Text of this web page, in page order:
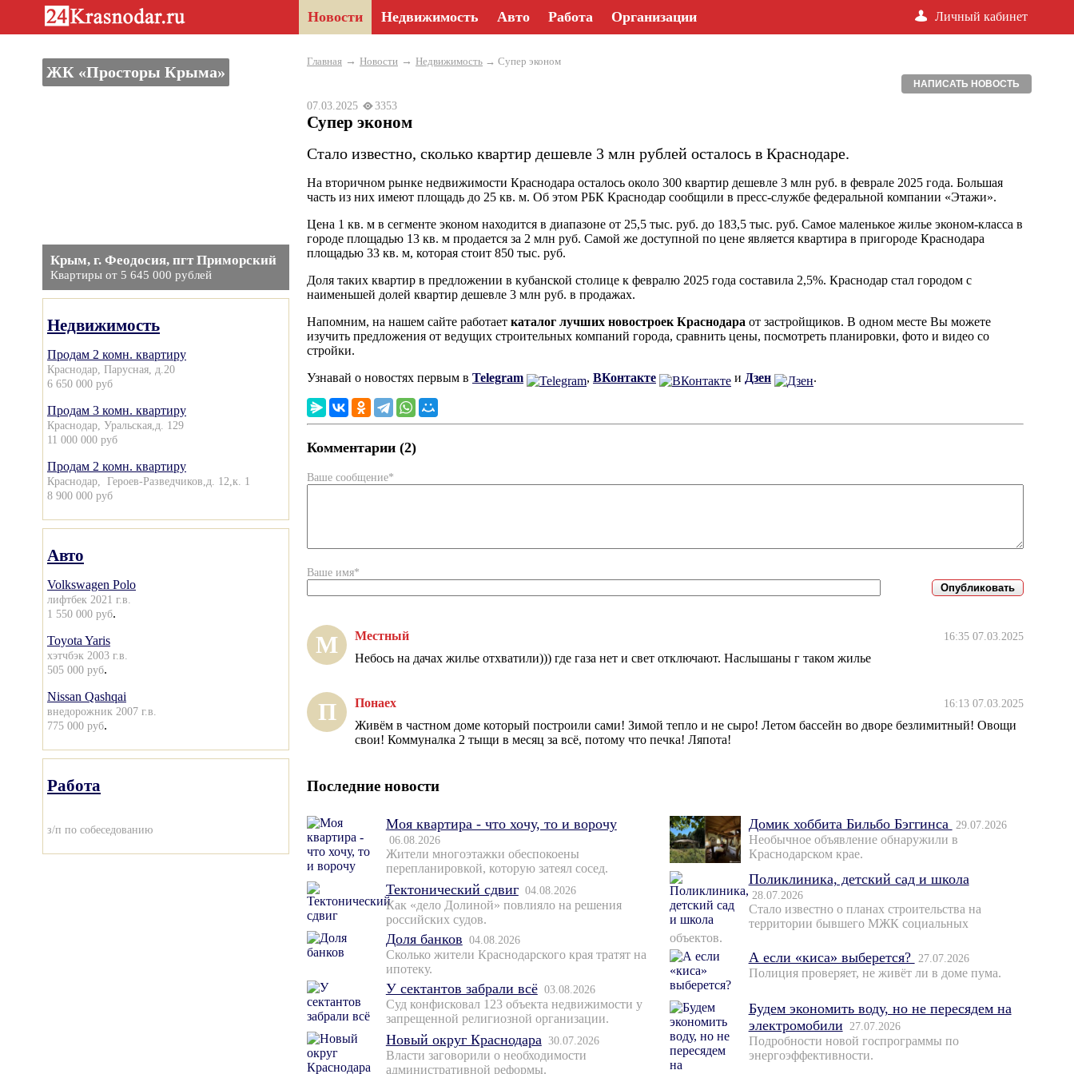
Новости Недвижимость Авто Работа Организации Личный кабинет
ЖК «Просторы Крыма»
Крым, г. Феодосия, пгт Приморский
Квартиры от 5 645 000 рублей
Недвижимость
Продам 2 комн. квартиру
Краснодар, Парусная, д.20
6 650 000 руб
Продам 3 комн. квартиру
Краснодар, Уральская,д. 129
11 000 000 руб
Продам 2 комн. квартиру
Краснодар, Героев-Разведчиков,д. 12,к. 1
8 900 000 руб
Авто
Volkswagen Polo
лифтбек 2021 г.в.
1 550 000 руб.
Toyota Yaris
хэтчбэк 2003 г.в.
505 000 руб.
Nissan Qashqai
внедорожник 2007 г.в.
775 000 руб.
Работа
з/п по собеседованию
Главная → Новости → Недвижимость → Супер эконом
НАПИСАТЬ НОВОСТЬ
07.03.2025 3353
Супер эконом
Стало известно, сколько квартир дешевле 3 млн рублей осталось в Краснодаре.
На вторичном рынке недвижимости Краснодара осталось около 300 квартир дешевле 3 млн руб. в феврале 2025 года. Большая
часть из них имеют площадь до 25 кв. м. Об этом РБК Краснодар сообщили в пресс-службе федеральной компании «Этажи».
Цена 1 кв. м в сегменте эконом находится в диапазоне от 25,5 тыс. руб. до 183,5 тыс. руб. Самое маленькое жилье эконом-класса в
городе площадью 13 кв. м продается за 2 млн руб. Самой же доступной по цене является квартира в пригороде Краснодара
площадью 33 кв. м, которая стоит 850 тыс. руб.
Доля таких квартир в предложении в кубанской столице к февралю 2025 года составила 2,5%. Краснодар стал городом с
наименьшей долей квартир дешевле 3 млн руб. в продажах.
Напомним, на нашем сайте работает каталог лучших новостроек Краснодара от застройщиков. В одном месте Вы можете
изучить предложения от ведущих строительных компаний города, сравнить цены, посмотреть планировки, фото и видео со
стройки.
Узнавай о новостях первым в Telegram , ВКонтакте и Дзен .
Комментарии (2)
Ваше сообщение*
Ваше имя*
М Местный 16:35 07.03.2025
Небось на дачах жилье отхватили))) где газа нет и свет отключают. Наслышаны г таком жилье
П Понаех 16:13 07.03.2025
Живём в частном доме который построили сами! Зимой тепло и не сыро! Летом бассейн во дворе безлимитный! Овощи
свои! Коммуналка 2 тыщи в месяц за всё, потому что печка! Ляпота!
Последние новости
Моя квартира - что хочу, то и ворочу
06.08.2026
Жители многоэтажки обеспокоены
перепланировкой, которую затеял сосед.
Тектонический сдвиг 04.08.2026
Как «дело Долиной» повлияло на решения
российских судов.
Доля банков 04.08.2026
Сколько жители Краснодарского края тратят на
ипотеку.
У сектантов забрали всё 03.08.2026
Суд конфисковал 123 объекта недвижимости у
запрещенной религиозной организации.
Новый округ Краснодара 30.07.2026
Власти заговорили о необходимости
административной реформы.
Домик хоббита Бильбо Бэггинса 29.07.2026
Необычное объявление обнаружили в
Краснодарском крае.
Поликлиника, детский сад и школа
28.07.2026
Стало известно о планах строительства на
территории бывшего МЖК социальных
объектов.
А если «киса» выберется? 27.07.2026
Полиция проверяет, не живёт ли в доме пума.
Будем экономить воду, но не пересядем на
электромобили 27.07.2026
Подробности новой госпрограммы по
энергоэффективности.